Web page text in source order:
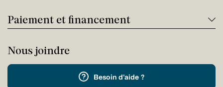
Paiement et financement
Nous joindre
Besoin d'aide ?